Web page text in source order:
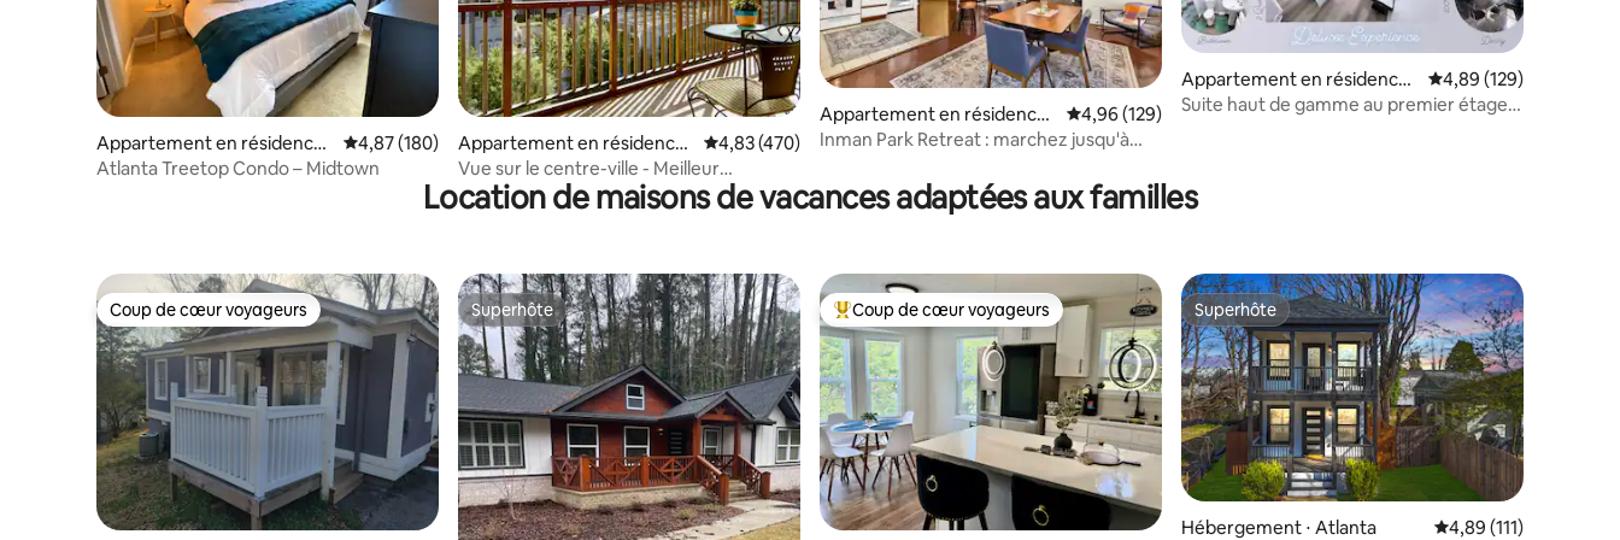
Appartement en résidence ⋅
Atlanta
Évaluation moyenne sur la base de 180 commentaires : 4,87 sur 5
4,87 (180)
Atlanta Treetop Condo – Midtown
Appartement en résidence
⋅ Atlanta
Évaluation moyenne sur la base de 470 commentaires : 4,83 sur 5
4,83 (470)
Vue sur le centre-ville - Meilleur
emplacement
Appartement en résidence ⋅
Atlanta
Évaluation moyenne sur la base de 129 commentaires : 4,96 sur 5
4,96 (129)
Inman Park Retreat : marchez jusqu'à
Appartement en résidence ⋅
Atlanta
Évaluation moyenne
4,89 (129)
Suite haut de gamme au premier étage |
Location de maisons de vacances adaptées aux familles
Coup de cœur voyageurs
Coup de cœur voyageurs Superhôte
Superhôte Coups de cœur voyageurs les plus appréciés
Coup de cœur voyageurs Superhôte
Superhôte
Hébergement ⋅ Atlanta Évaluation moyenne
4,89 (111)